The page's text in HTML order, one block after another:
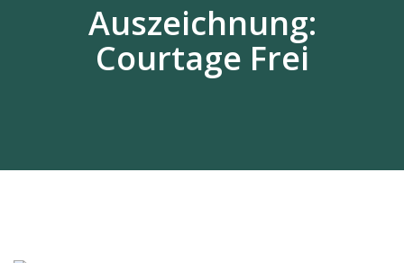
Auszeichnung:
Courtage Frei